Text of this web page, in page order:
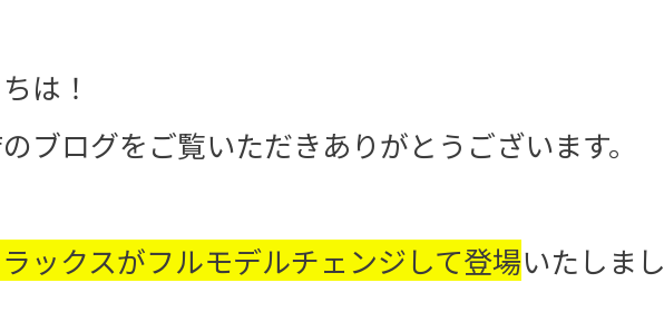
は！
ブログをご覧いただきありがとうございます。
ックスがフルモデルチェンジして登場いたしまし